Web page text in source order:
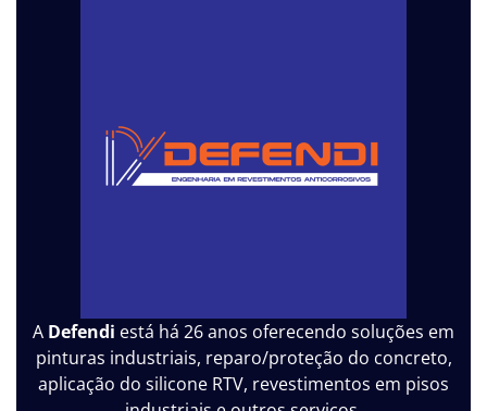
A Defendi está há 26 anos oferecendo soluções em
pinturas industriais, reparo/proteção do concreto,
aplicação do silicone RTV, revestimentos em pisos